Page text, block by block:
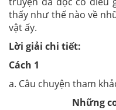
thấy như thế nào về
vật ấy.
Lời giải chi tiết:
Cách 1
a. Câu chuyện tham
Những